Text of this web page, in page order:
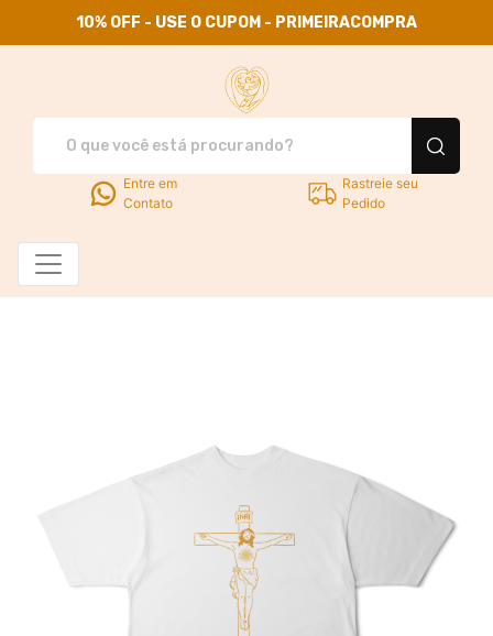
10% OFF - USE O CUPOM - PRIMEIRACOMPRA
Entre em
Contato
Rastreie seu
Pedido